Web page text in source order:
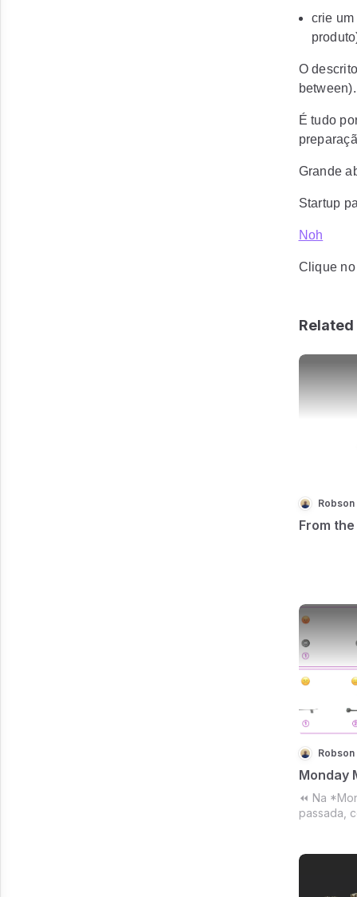
crie
O
between).
É tudo
Grande
Startup
Noh
Clique
Robson
From
Robson
Monday
⏪ Na
passada,
tenha